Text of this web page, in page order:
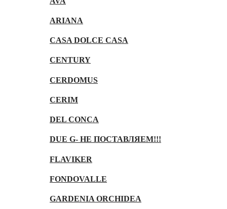
ARIANA
CASA DOLCE CASA
CENTURY
CERDOMUS
CERIM
DEL CONCA
DUE G- НЕ ПОСТАВЛЯЕМ!!!
FLAVIKER
FONDOVALLE
GARDENIA ORCHIDEA